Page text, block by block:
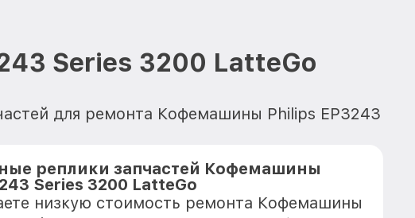
Series 3200 LatteGo
для ремонта Кофемашины Philips EP3243
реплики запчастей Кофемашины
Series 3200 LatteGo
низкую стоимость ремонта Кофемашины